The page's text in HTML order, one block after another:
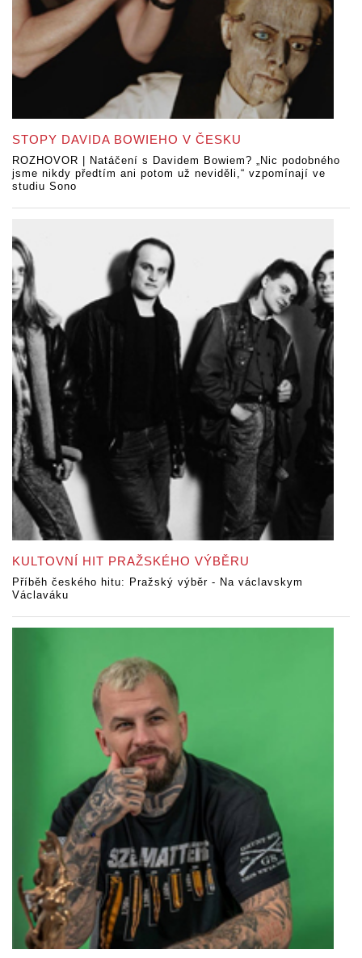
STOPY DAVIDA BOWIEHO V ČESKU
ROZHOVOR | Natáčení s Davidem Bowiem? „Nic podobného
jsme nikdy předtím ani potom už neviděli,“ vzpomínají ve
studiu Sono
KULTOVNÍ HIT PRAŽSKÉHO VÝBĚRU
Příběh českého hitu: Pražský výběr - Na václavskym
Václaváku